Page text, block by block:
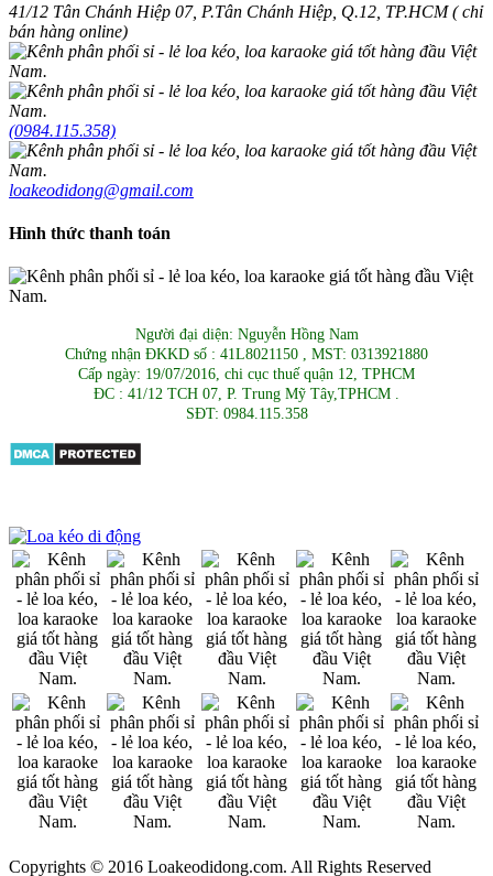
41/12 Tân Chánh Hiệp 07, P.Tân Chánh Hiệp, Q.12, TP.HCM ( chỉ
bán hàng online)
(0984.115.358)
loakeodidong@gmail.com
Hình thức thanh toán
Người đại diện: Nguyễn Hồng Nam
Chứng nhận ĐKKD số : 41L8021150 , MST: 0313921880
Cấp ngày: 19/07/2016, chi cục thuế quận 12, TPHCM
ĐC : 41/12 TCH 07, P. Trung Mỹ Tây,TPHCM .
SĐT: 0984.115.358
Copyrights © 2016 Loakeodidong.com. All Rights Reserved